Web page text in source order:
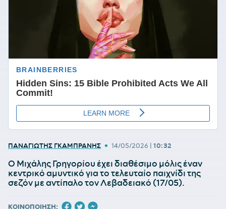
ΠΑΝΑΓΙΩΤΗΣ ΓΚΑΜΠΡΑΝΗΣ • 14/05/2026 | 10:32
Ο Μιχάλης Γρηγορίου έχει διαθέσιμο μόλις έναν
κεντρικό αμυντικό για το τελευταίο παιχνίδι της
σεζόν με αντίπαλο τον Λεβαδειακό (17/05).
ΚΟΙΝΟΠΟΙΗΣΗ: